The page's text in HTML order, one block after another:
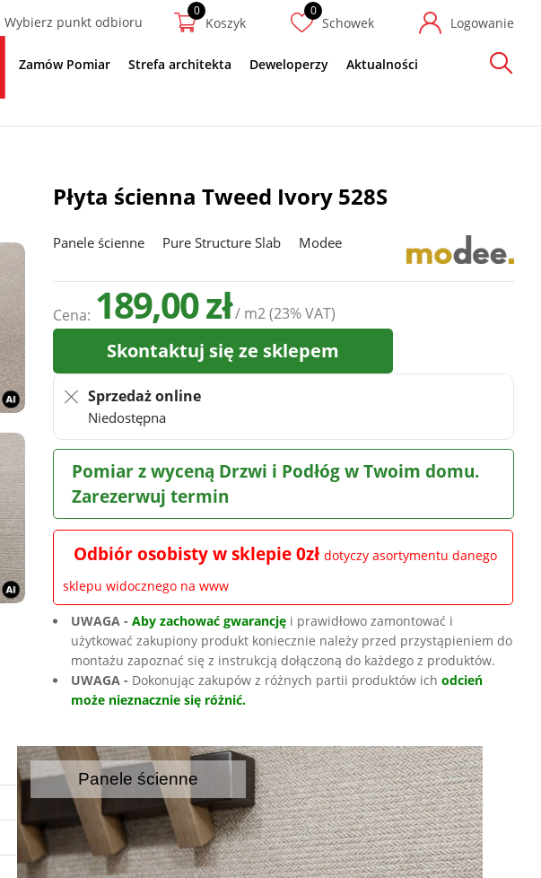
Wybierz punkt odbioru Koszyk Schowek Logowanie
Zamów Pomiar Strefa architekta Deweloperzy Aktualności
Szukaj
Płyta ścienna Tweed Ivory 528S
Panele ścienne Pure Structure Slab Modee
Cena: 189,00 zł/ m2(23% VAT)
Skontaktuj się ze sklepem
Sprzedaż online
Niedostępna
Pomiar z wyceną Drzwi i Podłóg w Twoim domu.
Zarezerwuj termin
Odbiór osobisty w sklepie 0złdotyczy asortymentu danego
sklepu widocznego na www
UWAGA -Aby zachować gwarancję i prawidłowo zamontować i
użytkować zakupiony produkt koniecznie należy przed przystąpieniem do
montażu zapoznać się z instrukcją dołączoną do każdego z produktów.
UWAGA - Dokonując zakupów z różnych partii produktów ichodcień
może nieznacznie się różnić.
Panele ścienne